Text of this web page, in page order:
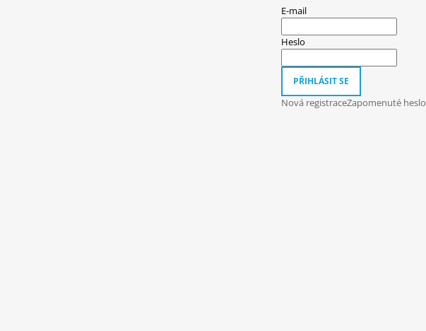
E-mail
Heslo
PŘIHLÁSIT SE
Nová registraceZapomenuté heslo